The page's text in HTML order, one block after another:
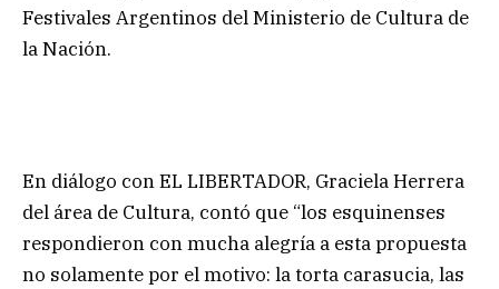
Festivales Argentinos del Ministerio de Cultura de
la Nación.
En diálogo con EL LIBERTADOR, Graciela Herrera
del área de Cultura, contó que “los esquinenses
respondieron con mucha alegría a esta propuesta
no solamente por el motivo: la torta carasucia, las